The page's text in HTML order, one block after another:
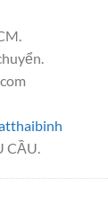
CẦU.